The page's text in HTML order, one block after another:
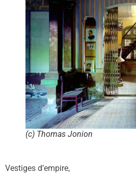
(c) Thomas Jonion
Vestiges d’empire,